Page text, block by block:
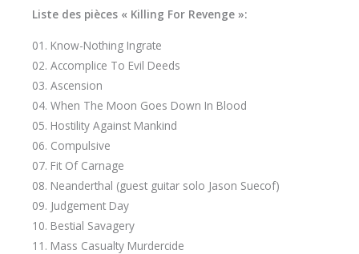
Liste des pièces « Killing For Revenge »:
01. Know-Nothing Ingrate
02. Accomplice To Evil Deeds
03. Ascension
04. When The Moon Goes Down In Blood
05. Hostility Against Mankind
06. Compulsive
07. Fit Of Carnage
08. Neanderthal (guest guitar solo Jason Suecof)
09. Judgement Day
10. Bestial Savagery
11. Mass Casualty Murdercide